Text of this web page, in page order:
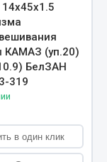
КАМАЗ (уп.20)
БелЗАН
319
в один клик